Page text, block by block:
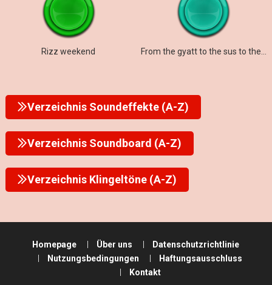
Rizz weekend
Verzeichnis Soundeffekte (A-Z)
Verzeichnis Soundboard (A-Z)
Verzeichnis Klingeltöne (A-Z)
Homepage Über uns
Datenschutzrichtlinie
Nutzungsbedingungen
Haftungsausschluss
Kontakt